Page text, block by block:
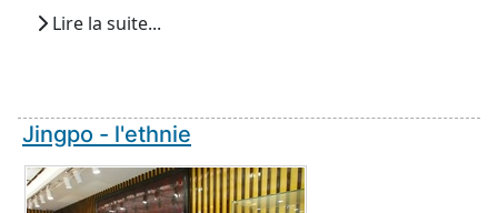
Lire la suite...
Jingpo - l'ethnie